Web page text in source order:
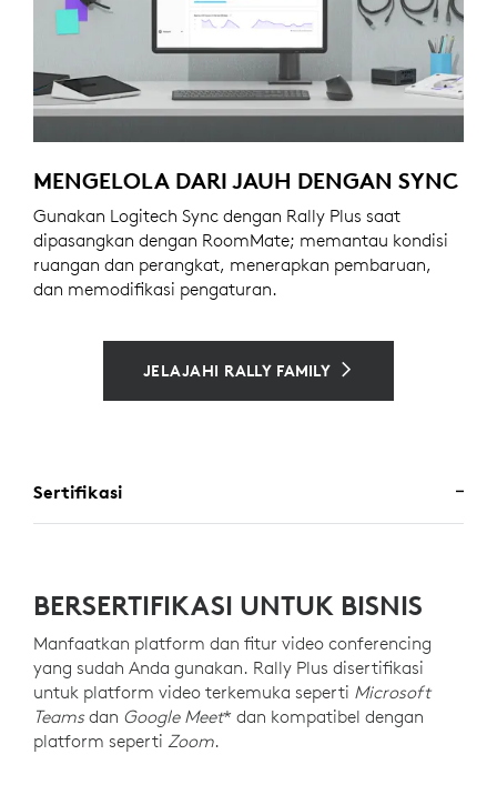
MENGELOLA DARI JAUH DENGAN SYNC
Gunakan Logitech Sync dengan Rally Plus saat
dipasangkan dengan RoomMate; memantau kondisi
ruangan dan perangkat, menerapkan pembaruan,
dan memodifikasi pengaturan.
JELAJAHI RALLY FAMILY
Sertifikasi
BERSERTIFIKASI UNTUK BISNIS
Manfaatkan platform dan fitur video conferencing
yang sudah Anda gunakan. Rally Plus disertifikasi
untuk platform video terkemuka seperti Microsoft
Teamsdan Google Meet* dan kompatibel dengan
platform seperti Zoom.